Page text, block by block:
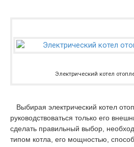
Электрический котел
Выбирая электрический котел
руководствоваться только его
сделать правильный выбор,
типом котла, его мощностью,